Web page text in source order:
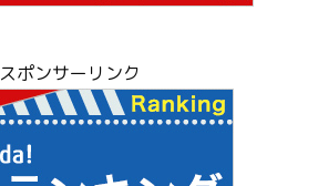
スポンサーリンク